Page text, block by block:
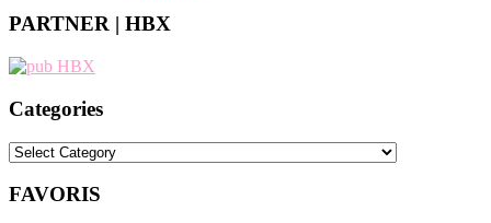
PARTNER | HBX
Categories
Categories
FAVORIS